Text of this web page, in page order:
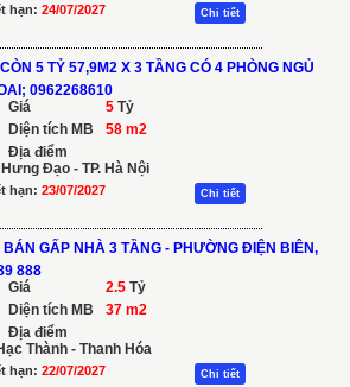
hạn: 24/07/2027 Chi tiết
5 TỶ 57,9M2 X 3 TẦNG CÓ 4 PHÒNG NGỦ
0962268610
Giá 5 Tỷ
Diện tích MB
58 m2
Địa điểm
Đạo - TP. Hà Nội
hạn: 23/07/2027 Chi tiết
BÁN GẤP NHÀ 3 TẦNG - PHƯỜNG ĐIỆN BIÊN,
888
Giá 2.5 Tỷ
Diện tích MB
37 m2
Địa điểm
Thành - Thanh Hóa
hạn: 22/07/2027 Chi tiết